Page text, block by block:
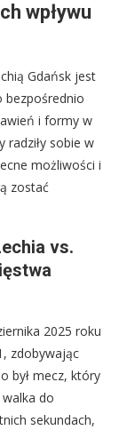
wpływu
Gdańsk jest
bezpośrednio
i formy w
radziły sobie w
możliwości i
zostać
vs.
2025 roku
zdobywając
był mecz, który
do
sekundach,